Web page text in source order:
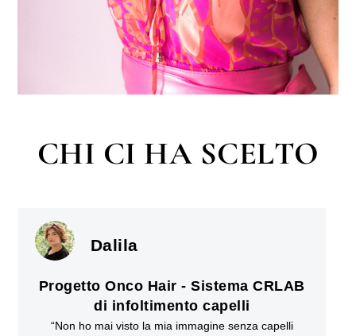
CHI CI HA SCELTO
Dalila
Progetto Onco Hair - Sistema CRLAB
di infoltimento capelli
“Non ho mai visto la mia immagine senza capelli